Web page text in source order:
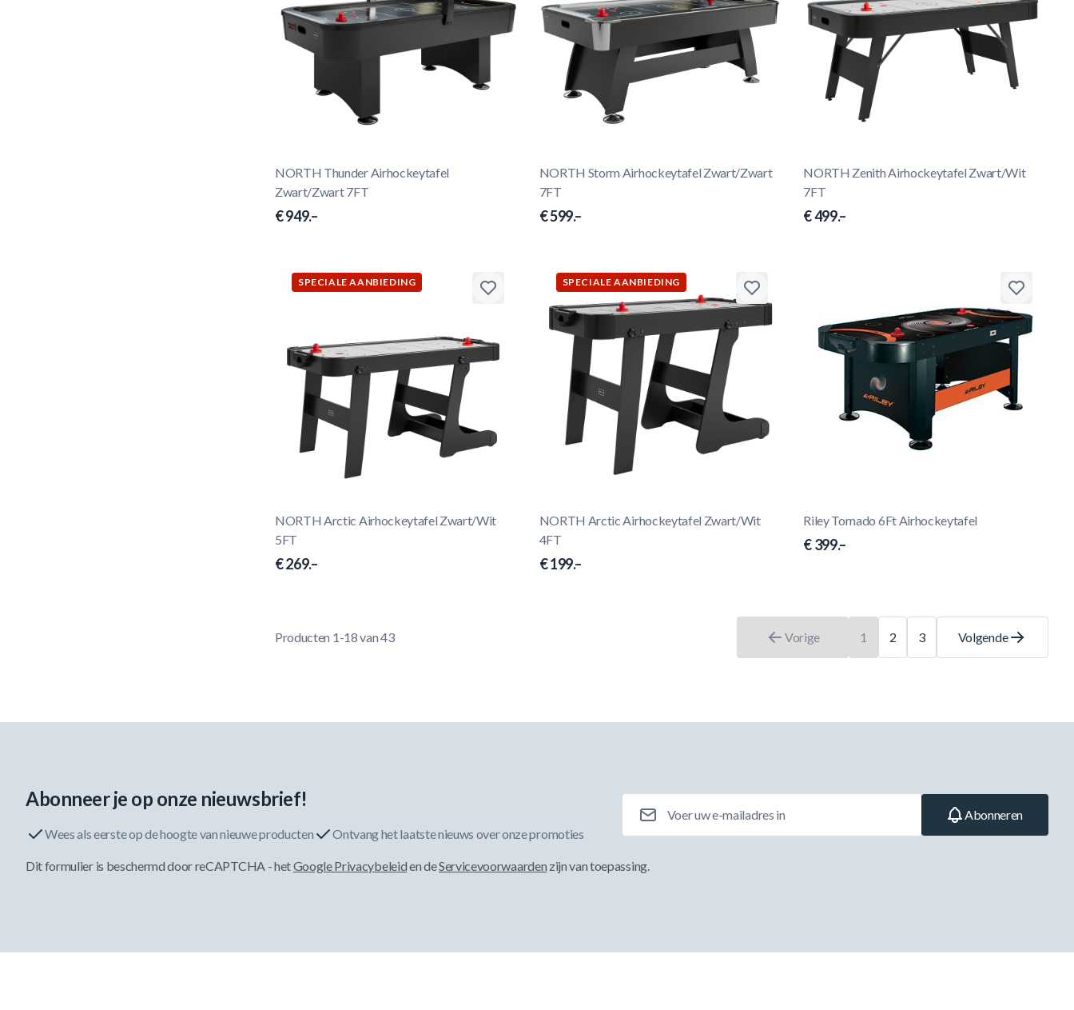
NORTH Thunder Airhockeytafel
Zwart/Zwart 7FT
€ 949.–
NORTH Storm Airhockeytafel Zwart/Zwart
7FT
€ 599.–
NORTH Zenith Airhockeytafel Zwart/Wit
7FT
€ 499.–
SPECIALE AANBIEDING
NORTH Arctic Airhockeytafel Zwart/Wit
5FT
€ 269.–
SPECIALE AANBIEDING
NORTH Arctic Airhockeytafel Zwart/Wit
4FT
€ 199.–
Riley Tornado 6Ft Airhockeytafel
€ 399.–
Producten 1-18van43 Vorige
U leest momenteel pagina
1
Pagina
2
Pagina
3 Volgende
Abonneer je op onze nieuwsbrief!
Wees als eerste op de hoogte van nieuwe producten Ontvang het laatste nieuws over onze promoties
Abonneren
Dit formulier is beschermd door reCAPTCHA - hetGoogle Privacybeleiden deServicevoorwaarden zijn van toepassing.